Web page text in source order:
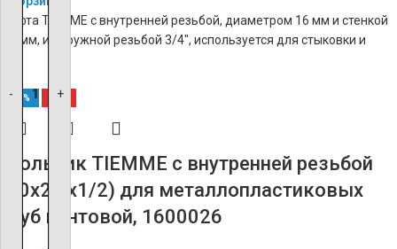
- +
- +
- +
- +
- +
- +
- +
- +
- +
Муфта TIEMME с внутренней резьбой, диаметром 16 мм и стенкой
2,0 мм, и наружной резьбой 3/4″, используется для стыковки и
-60% ХИТ
Угольник TIEMME с внутренней резьбой
(20х2.0х1/2) для металлопластиковых
труб винтовой, 1600026
- +
- +
- +
- +
- +
- +
- +
- +
- +
- +
- +